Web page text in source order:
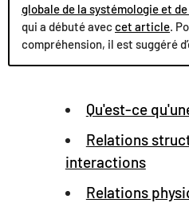
globale de la systémologie et
qui a débuté aveccet article.
compréhension, il est suggéré
Qu'est-ce
Relations
interactions
Relations